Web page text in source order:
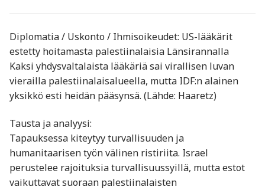
Diplomatia / Uskonto / Ihmisoikeudet: US-lääkärit
estetty hoitamasta palestiinalaisia Länsirannalla
Kaksi yhdysvaltalaista lääkäriä sai virallisen luvan
vierailla palestiinalaisalueella, mutta IDF:n alainen
yksikkö esti heidän pääsynsä. (Lähde: Haaretz)
Tausta ja analyysi:
Tapauksessa kiteytyy turvallisuuden ja
humanitaarisen työn välinen ristiriita. Israel
perustelee rajoituksia turvallisuussyillä, mutta estot
vaikuttavat suoraan palestiinalaisten